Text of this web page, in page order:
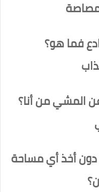
فما هو؟
المشي من أنا؟
أخذ أي مساحة